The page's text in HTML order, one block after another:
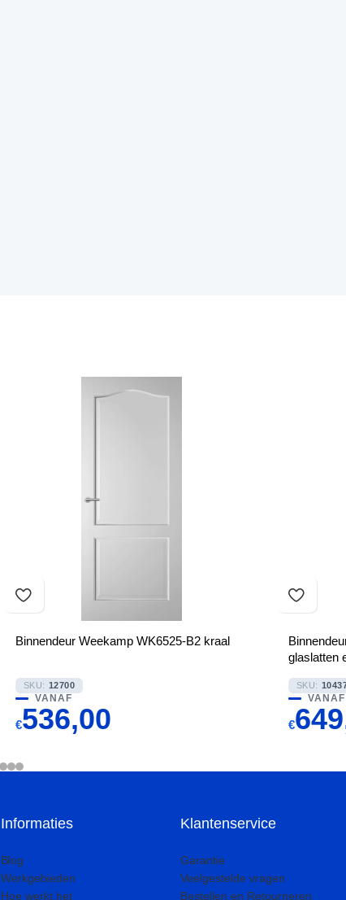
Binnendeur Weekamp WK6525-B2 kraal
SKU: 12700
VANAF
€536,00
glaslatten
SKU:
VANAF
€
Informaties
Blog
Werkgebieden
Hoe werkt het
Klantenservice
Garantie
Veelgestelde vragen
Bestellen en Retourneren